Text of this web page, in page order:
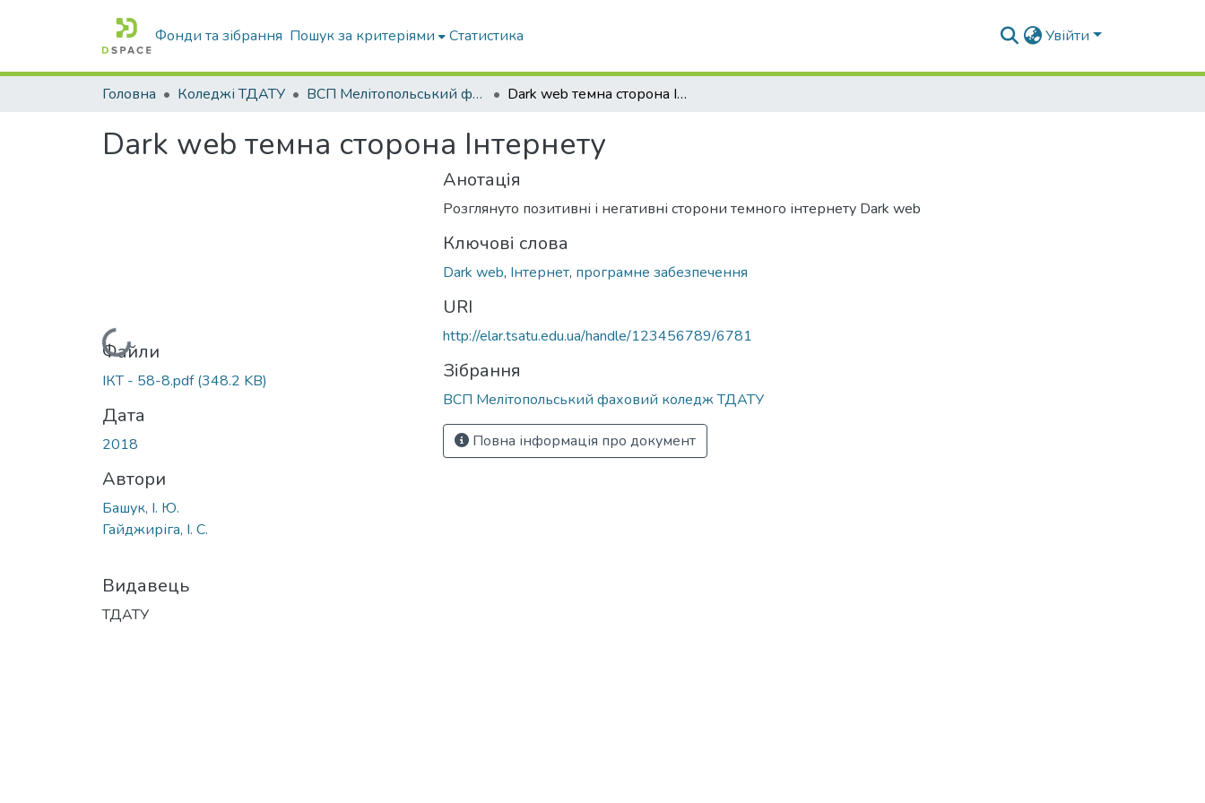
Фонди та зібрання Пошук за критеріями Статистика Увійти
Головна Коледжі ТДАТУ ВСП Мелітопольський фаховий коледж ТДАТУ Dark web темна сторона Інтернету
Dark web темна сторона Інтернету
Вантажиться...
Файли
ІКТ - 58-8.pdf(348.2 KB)
Дата
2018
Автори
Башук, І. Ю.
Гайджиріга, І. С.
Видавець
ТДАТУ
Анотація
Розглянуто позитивні і негативні сторони темного інтернету Dark web
Ключові слова
Dark web, Інтернет, програмне забезпечення
URI
http://elar.tsatu.edu.ua/handle/123456789/6781
Зібрання
ВСП Мелітопольський фаховий коледж ТДАТУ
Повна інформація про документ